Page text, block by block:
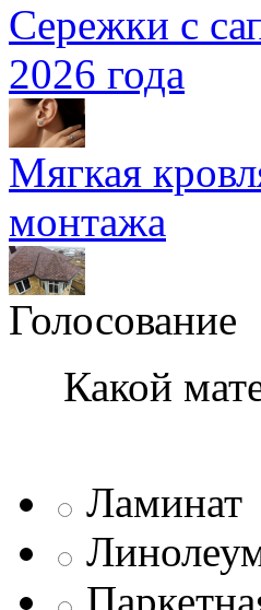
Сережки с
2026 года
Мягкая
монтажа
Голосование
Какой
Ламинат